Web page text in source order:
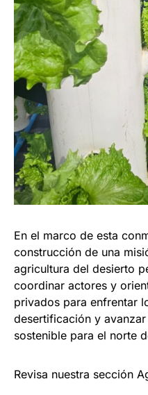
En el marco de esta
construcción de una
agricultura del desierto
coordinar actores y
privados para enfrentar
desertificación y
sostenible para el norte
Revisa nuestra sección